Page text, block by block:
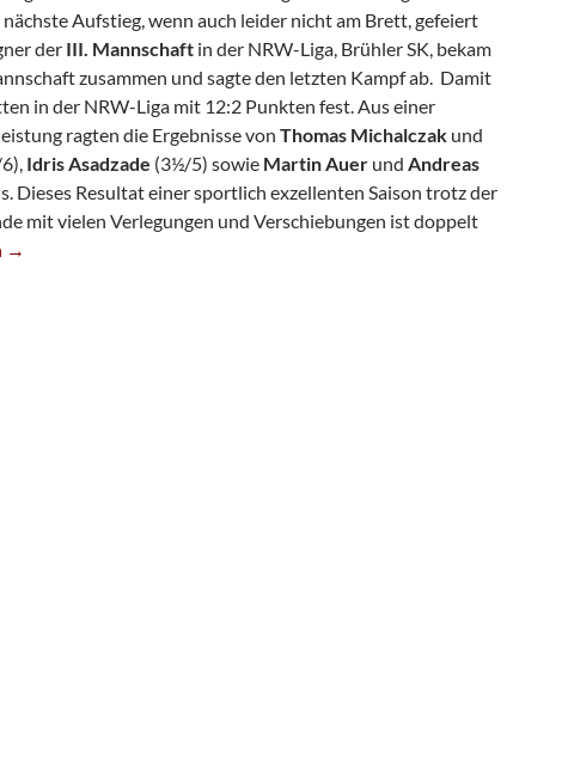
Aufstieg, wenn auch leider nicht am Brett, gefeiert
der III. Mannschaft in der NRW-Liga, Brühler SK, bekam
zusammen und sagte den letzten Kampf ab. Damit
in der NRW-Liga mit 12:2 Punkten fest. Aus einer
ragten die Ergebnisse von Thomas Michalczak und
Idris Asadzade (3½/5) sowie MartinAuer und Andreas
Dieses Resultat einer sportlich exzellenten Saison trotz der
mit vielen Verlegungen und Verschiebungen ist doppelt
Dritten Aufstieg In Folge
→